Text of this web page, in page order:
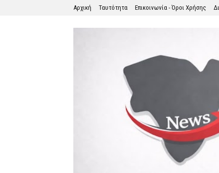
Αρχική Ταυτότητα Επικοινωνία - Όροι Χρήσης